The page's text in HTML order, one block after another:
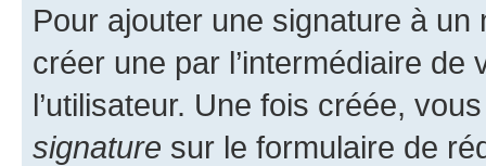
Pour ajouter une signature à un
créer une par l’intermédiaire
l’utilisateur. Une fois créée,
signature sur le formulaire de